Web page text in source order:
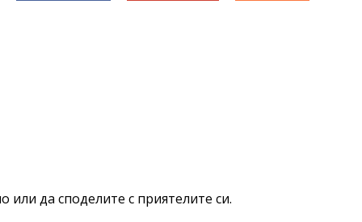
или да споделите с приятелите си.